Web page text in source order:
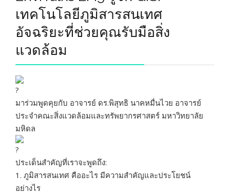
เทคโนโลยีภูมิสารสนเทศ
อัจฉริยะที่ช่วยคุณรับมือสิ่ง
แวดล้อม
มาร่วมพูดคุยกับ อาจารย์ ดร.พิสุทธิ นาคหมื่นไวย อาจารย์
ประจำคณะสิ่งแวดล้อมและทรัพยากรศาสตร์ มหาวิทยาลัย
มหิดล
ประเด็นสำคัญที่เราจะพูดถึง:
1. ภูมิสารสนเทศ คืออะไร มีความสำคัญและประโยชน์
อย่างไร